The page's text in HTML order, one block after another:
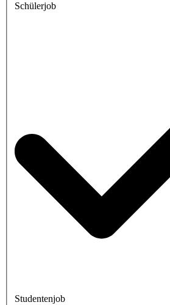
Schülerjob
Studentenjob